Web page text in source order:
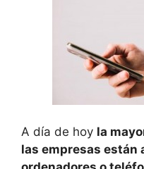
A día de hoy la
las empresas están